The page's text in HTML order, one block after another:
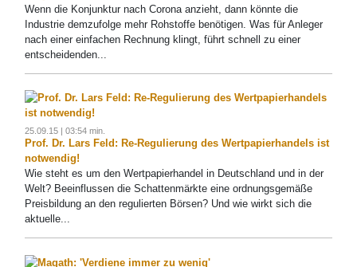
Wenn die Konjunktur nach Corona anzieht, dann könnte die
Industrie demzufolge mehr Rohstoffe benötigen. Was für Anleger
nach einer einfachen Rechnung klingt, führt schnell zu einer
entscheidenden...
25.09.15 | 03:54 min.
Prof. Dr. Lars Feld: Re-Regulierung des Wertpapierhandels ist
notwendig!
Wie steht es um den Wertpapierhandel in Deutschland und in der
Welt? Beeinflussen die Schattenmärkte eine ordnungsgemäße
Preisbildung an den regulierten Börsen? Und wie wirkt sich die
aktuelle...